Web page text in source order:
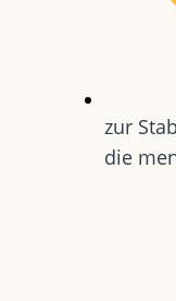
zur
die